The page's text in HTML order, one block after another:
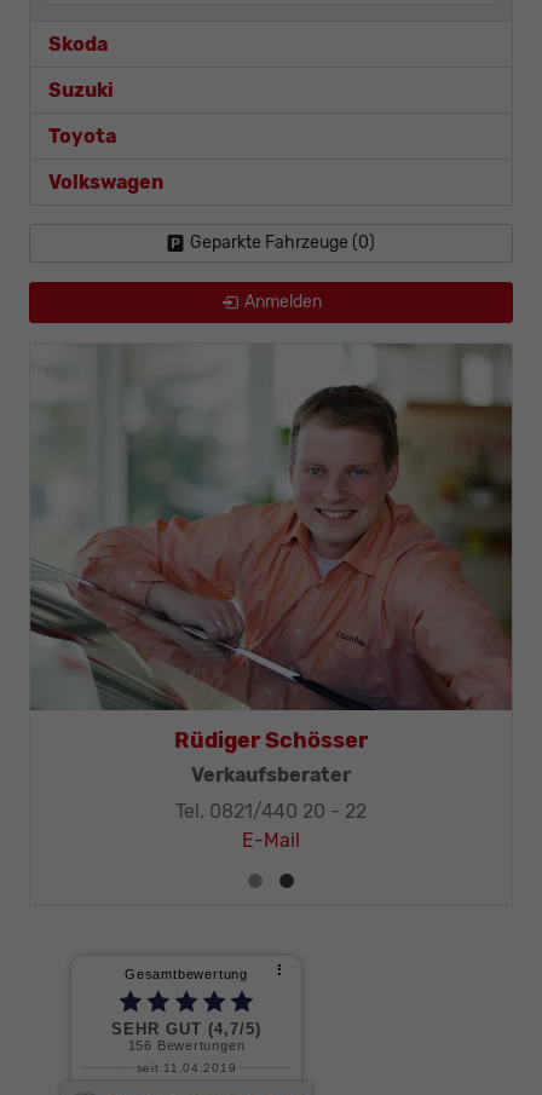
Skoda
Suzuki
Toyota
Volkswagen
Geparkte Fahrzeuge (0)
Anmelden
Rüdiger Schösser
Tel. 0821/440 20 - 22